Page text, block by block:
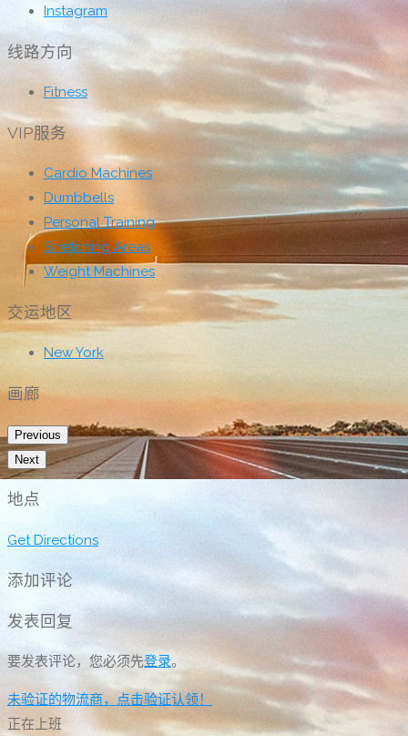
Instagram
线路方向
Fitness
VIP服务
Cardio Machines
Dumbbells
Personal Training
Stretching Areas
Weight Machines
交运地区
New York
画廊
Previous
Next
地点
Get Directions
添加评论
发表回复
要发表评论，您必须先登录。
未验证的物流商，点击验证认领！
正在上班